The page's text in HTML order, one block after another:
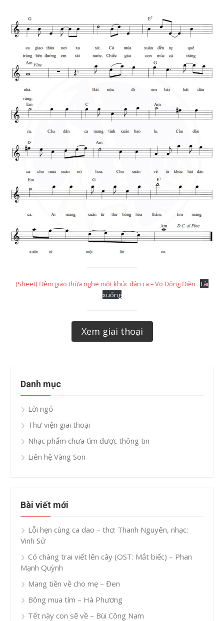
[Sheet] Đêm giao thừa nghe một khúc dân ca – Võ Đông Điền Tải
xuống
Xem giai thoại
Danh mục
Lời ngỏ
Thư viện giai thoại
Nhạc phẩm chưa tìm được thông tin
Liên hệ Vàng Son
Bài viết mới
Lỗi hẹn cùng ca dao – thơ: Thanh Nguyên, nhạc:
Vinh Sử
Có chàng trai viết lên cây (OST: Mắt biếc) – Phan
Mạnh Quỳnh
Mang tiền về cho mẹ – Đen
Bông mua tím – Hà Phương
Tết này con sẽ về – Bùi Công Nam